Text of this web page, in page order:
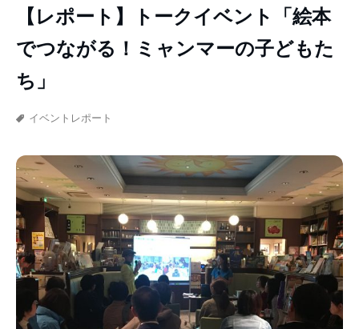
【レポート】トークイベント「絵本
でつながる！ミャンマーの子どもた
ち」
イベントレポート